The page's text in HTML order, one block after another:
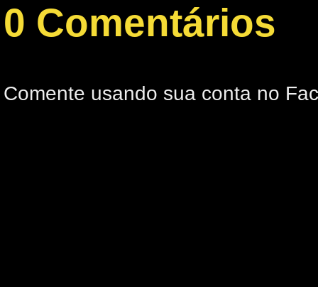
0 Comentários
Comente usando sua conta no